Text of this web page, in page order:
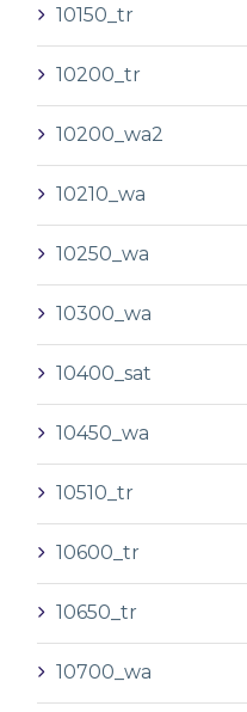
10150_tr
10200_tr
10200_wa2
10210_wa
10250_wa
10300_wa
10400_sat
10450_wa
10510_tr
10600_tr
10650_tr
10700_wa